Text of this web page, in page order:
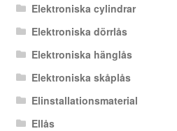
Elektroniska cylindrar
Elektroniska dörrlås
Elektroniska hänglås
Elektroniska skåplås
Elinstallationsmaterial
Ellås